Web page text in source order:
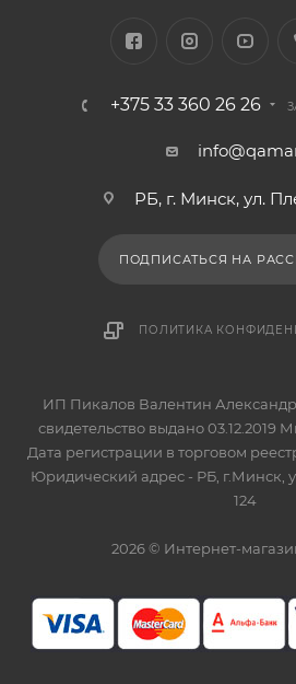
+375 33 360 26 26
РБ, г. Минск, ул.
ПОДПИСАТЬСЯ НА
ПОЛИТИКА
ИП Пикалов Валентин
свидетельство выдано 03.12.2019
Дата регистрации в торговом
Юридический адрес - РБ, г.Минск,
124
2026 © Интернет-